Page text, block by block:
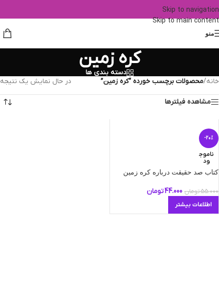
Skip to navigation
Skip to main content
منو
کره زمین
دسته بندی ها
خانه/محصولات برچسب خورده “کره زمین” در حال نمایش یک نتیجه
مشاهده فیلترها
-20%
ناموج
ود
کتاب صد حقیقت درباره کره زمین
55.000تومان 44.000تومان
اطلاعات بیشتر